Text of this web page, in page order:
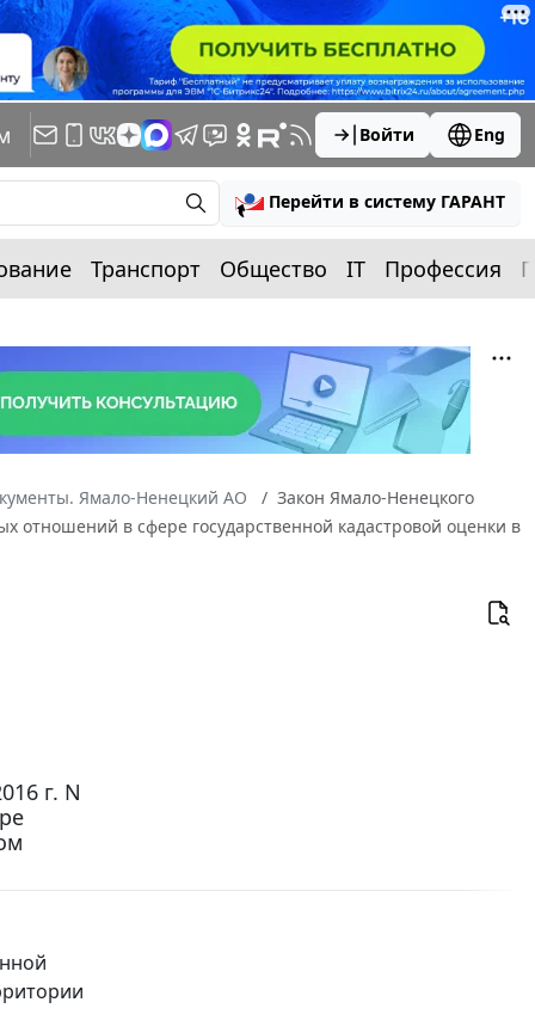
Войти Eng
Перейти в систему ГАРАНТ
Транспорт Общество IT Профессия
Ямало-Ненецкий АО
Закон Ямало-Ненецкого
отношений в сфере государственной кадастровой оценки в
г. N